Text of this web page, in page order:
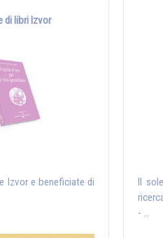
di libri Izvor
Izvor e beneficiate di
Il
- ...